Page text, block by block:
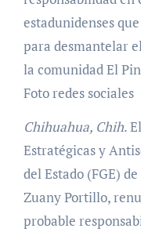
estadunidenses
para desmantelar
la comunidad El
Foto redes sociales
Chihuahua, Chih.
Estratégicas y
del Estado (FGE)
Zuany Portillo,
probable